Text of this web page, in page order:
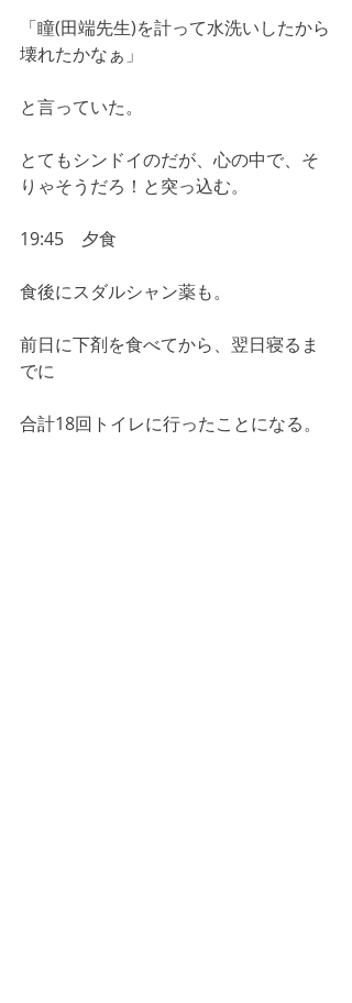
「瞳(田端先生)を計って水洗いしたから
壊れたかなぁ」
と言っていた。
とてもシンドイのだが、心の中で、そ
りゃそうだろ！と突っ込む。
19:45　夕食
食後にスダルシャン薬も。
前日に下剤を食べてから、翌日寝るま
でに
合計18回トイレに行ったことになる。